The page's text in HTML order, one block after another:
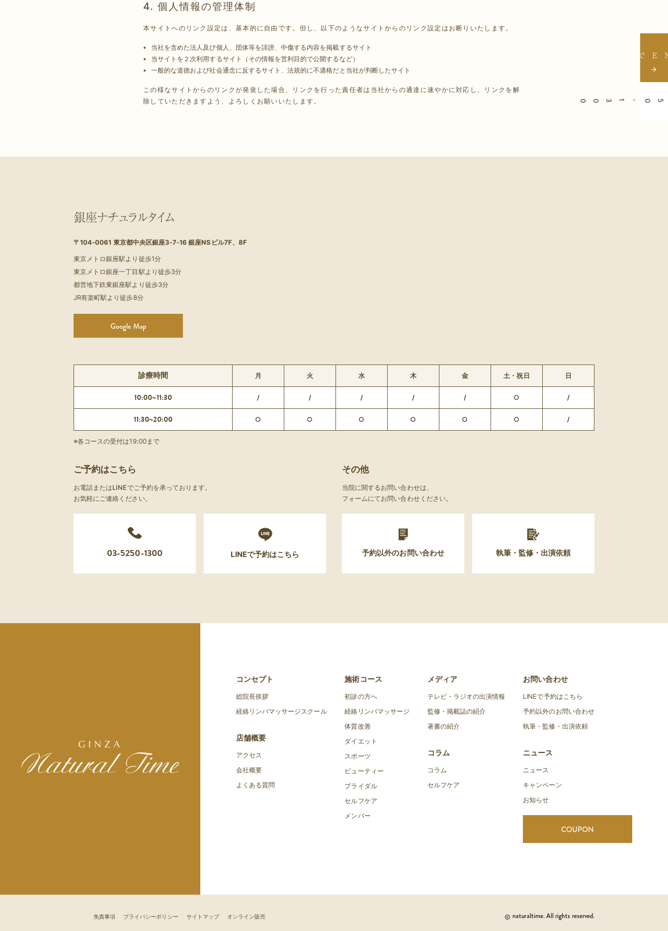
4. 個人情報の管理体制
本サイトへのリンク設定は、基本的に自由です。但し、以下のようなサイトからのリンク設定はお断りいたします。
当社を含めた法人及び個人、団体等を誹謗、中傷する内容を掲載するサイト
当サイトを２次利用するサイト（その情報を営利目的で公開するなど）
一般的な道徳および社会通念に反するサイト、法規的に不適格だと当社が判断したサイト
この様なサイトからのリンクが発覚した場合、リンクを行った責任者は当社からの通達に速やかに対応し、リンクを解
除していただきますよう、よろしくお願いいたします。
銀座ナチュラルタイム
〒104-0061 東京都中央区銀座3-7-16 銀座NSビル7F、8F
東京メトロ銀座駅より徒歩1分
東京メトロ銀座一丁目駅より徒歩3分
都営地下鉄東銀座駅より徒歩3分
JR有楽町駅より徒歩8分
Google Map
診療時間 月 火 水 木 金 土・祝日 日
10:00~11:30 / / / / / ○ /
11:30~20:00 ○ ○ ○ ○ ○ ○ /
※各コースの受付は19:00まで
ご予約はこちら
お電話またはLINEでご予約を承っております。
お気軽にご連絡ください。
03-5250-1300 LINEで予約はこちら
その他
当院に関するお問い合わせは、
フォームにてお問い合わせください。
予約以外のお問い合わせ 執筆・監修・出演依頼
コンセプト
総院長挨拶
経絡リンパマッサージスクール
店舗概要
アクセス
会社概要
よくある質問
施術コース
初診の方へ
経絡リンパマッサージ
体質改善
ダイエット
スポーツ
ビューティー
ブライダル
セルフケア
メンバー
メディア
テレビ・ラジオの出演情報
監修・掲載誌の紹介
著書の紹介
コラム
コラム
セルフケア
お問い合わせ
LINEで予約はこちら
予約以外のお問い合わせ
執筆・監修・出演依頼
ニュース
ニュース
キャンペーン
お知らせ
COUPON
免責事項 プライバシーポリシー サイトマップ オンライン販売 naturaltime. All rights reserved.